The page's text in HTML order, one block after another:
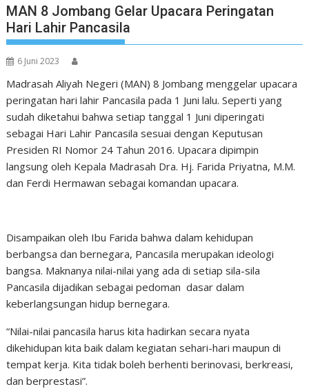
MAN 8 Jombang Gelar Upacara Peringatan
Hari Lahir Pancasila
6 Juni 2023
Madrasah Aliyah Negeri (MAN) 8 Jombang menggelar upacara
peringatan hari lahir Pancasila pada 1 Juni lalu. Seperti yang
sudah diketahui bahwa setiap tanggal 1 Juni diperingati
sebagai Hari Lahir Pancasila sesuai dengan Keputusan
Presiden RI Nomor 24 Tahun 2016. Upacara dipimpin
langsung oleh Kepala Madrasah Dra. Hj. Farida Priyatna, M.M.
dan Ferdi Hermawan sebagai komandan upacara.
Disampaikan oleh Ibu Farida bahwa dalam kehidupan
berbangsa dan bernegara, Pancasila merupakan ideologi
bangsa. Maknanya nilai-nilai yang ada di setiap sila-sila
Pancasila dijadikan sebagai pedoman dasar dalam
keberlangsungan hidup bernegara.
“Nilai-nilai pancasila harus kita hadirkan secara nyata
dikehidupan kita baik dalam kegiatan sehari-hari maupun di
tempat kerja. Kita tidak boleh berhenti berinovasi, berkreasi,
dan berprestasi”.